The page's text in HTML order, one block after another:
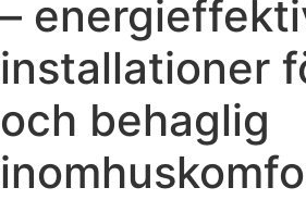
–
installationer
och behaglig